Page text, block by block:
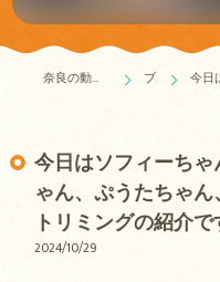
奈良の動物病院はエース動物病院 ブログ 今日はソフィ
今日はソフィーち
ゃん、ぷうたちゃ
トリミングの紹介
2024/10/29